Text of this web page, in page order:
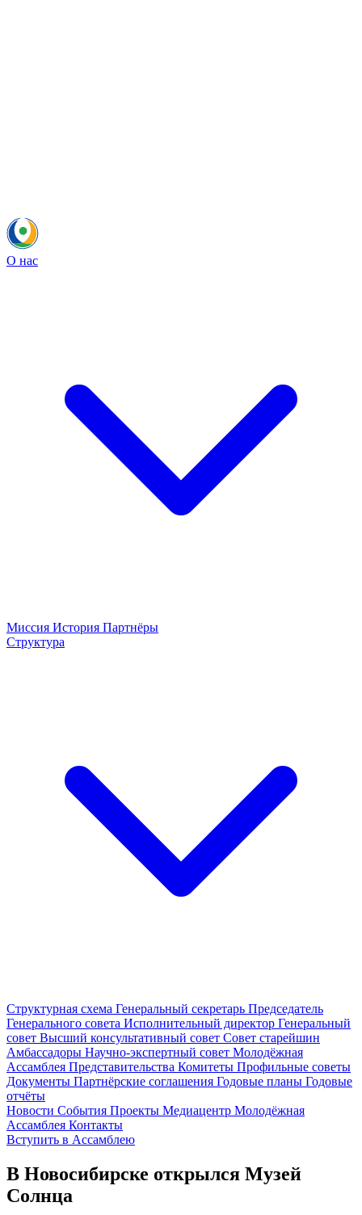
О нас
Миссия История Партнёры
Структура
Структурная схема Генеральный секретарь Председатель
Генерального совета Исполнительный директор Генеральный
совет Высший консультативный совет Совет старейшин
Амбассадоры Научно-экспертный совет Молодёжная
Ассамблея Представительства Комитеты Профильные советы
Документы Партнёрские соглашения Годовые планы Годовые
отчёты
Новости События Проекты Медиацентр Молодёжная
Ассамблея Контакты
Вступить в Ассамблею
В Новосибирске открылся Музей
Солнца